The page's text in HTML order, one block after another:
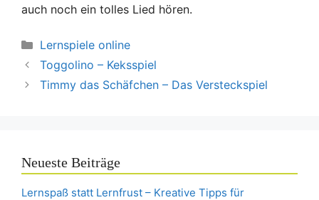
auch noch ein tolles Lied hören.
Kategorien
Lernspiele online
Toggolino – Keksspiel
Timmy das Schäfchen – Das Versteckspiel
Neueste Beiträge
Lernspaß statt Lernfrust – Kreative Tipps für